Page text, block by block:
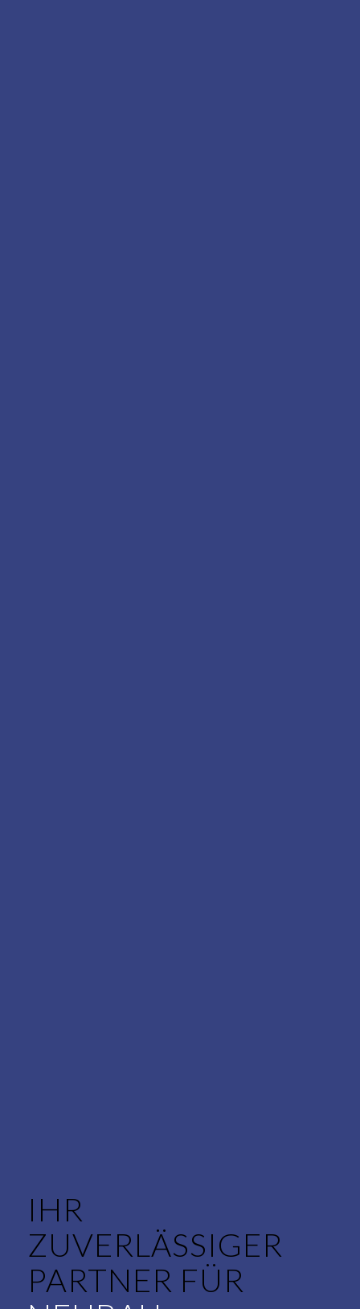
IHR
ZUVERLÄSSIGER
PARTNER FÜR